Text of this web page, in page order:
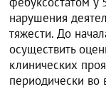
нарушения
тяжести. До
осуществить
клинических
периодически во